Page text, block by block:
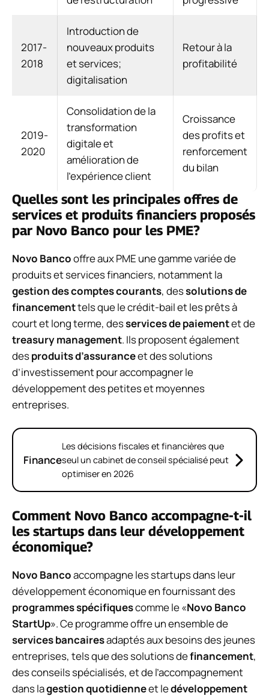
2017-
2018
Introduction de
nouveaux produits
et services;
digitalisation
Retour à la
profitabilité
2019-
2020
Consolidation de la
transformation
digitale et
amélioration de
l’expérience client
Croissance
des profits et
renforcement
du bilan
Quelles sont les principales offres de
services et produits financiers proposés
par Novo Banco pour les PME?
Novo Bancooffre aux PME une gamme variée de
produits et services financiers, notamment la
gestion des comptes courants, dessolutions de
financementtels que le crédit-bail et les prêts à
court et long terme, desservices de paiementet de
treasury management. Ils proposent également
desproduits d’assuranceet des solutions
d’investissement pour accompagner le
développement des petites et moyennes
entreprises.
Finance
Les décisions fiscales et financières que
seul un cabinet de conseil spécialisé peut
optimiser en 2026
Comment Novo Banco accompagne-t-il
les startups dans leur développement
économique?
Novo Bancoaccompagne les startups dans leur
développement économique en fournissant des
programmes spécifiquescomme le «Novo Banco
StartUp». Ce programme offre un ensemble de
services bancairesadaptés aux besoins des jeunes
entreprises, tels que des solutions definancement,
des conseils spécialisés, et de l’accompagnement
dans lagestion quotidienneet ledéveloppement